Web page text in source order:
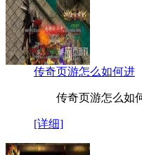
传奇页游怎么如何进
传奇页游怎么如何
[详细]